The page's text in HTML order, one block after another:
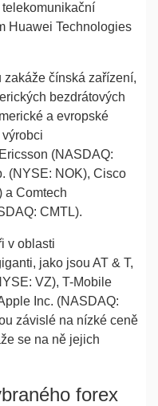
Huawei Technologies
zakáže čínská zařízení,
bezdrátových
a evropské
(NASDAQ:
(NYSE: NOK), Cisco
a Comtech
CMTL).
v oblasti
jako jsou AT & T,
VZ), T-Mobile
Inc. (NASDAQ:
závislé na nízké ceně
se na ně jejich
forex